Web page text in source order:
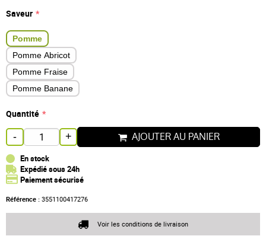
Saveur
Pomme
Pomme Abricot
Pomme Fraise
Pomme Banane
Quantité
- + AJOUTER AU PANIER
En stock
Expédié sous 24h
Paiement sécurisé
Référence : 3551100417276
Voir les conditions de livraison